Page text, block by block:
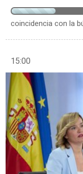
coincidencia con la
15:00